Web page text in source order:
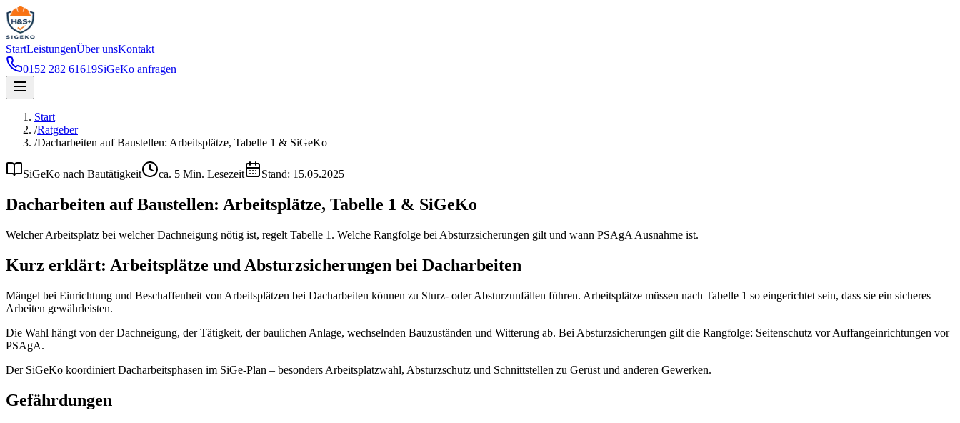
StartLeistungenÜber unsKontakt
0152 282 61619SiGeKo anfragen
Start
/Ratgeber
/Dacharbeiten auf Baustellen: Arbeitsplätze, Tabelle 1 & SiGeKo
SiGeKo nach Bautätigkeit ca. 5 Min. Lesezeit Stand: 15.05.2025
Dacharbeiten auf Baustellen: Arbeitsplätze, Tabelle 1 & SiGeKo
Welcher Arbeitsplatz bei welcher Dachneigung nötig ist, regelt Tabelle 1. Welche Rangfolge bei Absturzsicherungen gilt und wann PSAgA Ausnahme ist.
Kurz erklärt: Arbeitsplätze und Absturzsicherungen bei Dacharbeiten
Mängel bei Einrichtung und Beschaffenheit von Arbeitsplätzen bei Dacharbeiten können zu Sturz- oder Absturzunfällen führen. Arbeitsplätze müssen nach Tabelle 1 so eingerichtet sein, dass sie ein sicheres
Arbeiten gewährleisten.
Die Wahl hängt von der Dachneigung, der Tätigkeit, der baulichen Anlage, wechselnden Bauzuständen und Witterung ab. Bei Absturzsicherungen gilt die Rangfolge: Seitenschutz vor Auffangeinrichtungen vor
PSAgA.
Der SiGeKo koordiniert Dacharbeitsphasen im SiGe-Plan – besonders Arbeitsplatzwahl, Absturzschutz und Schnittstellen zu Gerüst und anderen Gewerken.
Gefährdungen